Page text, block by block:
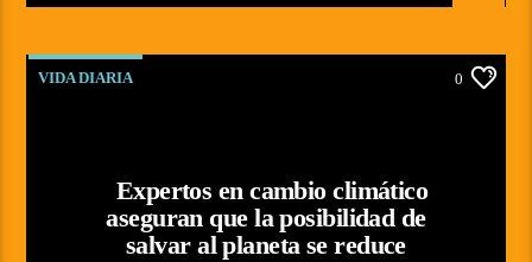
VIDA DIARIA 0
Expertos en cambio climático
aseguran que la posibilidad de
salvar al planeta se reduce